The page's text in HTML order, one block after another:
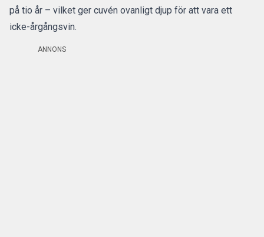
på tio år – vilket ger cuvén ovanligt djup för att vara ett
icke-årgångsvin.
ANNONS